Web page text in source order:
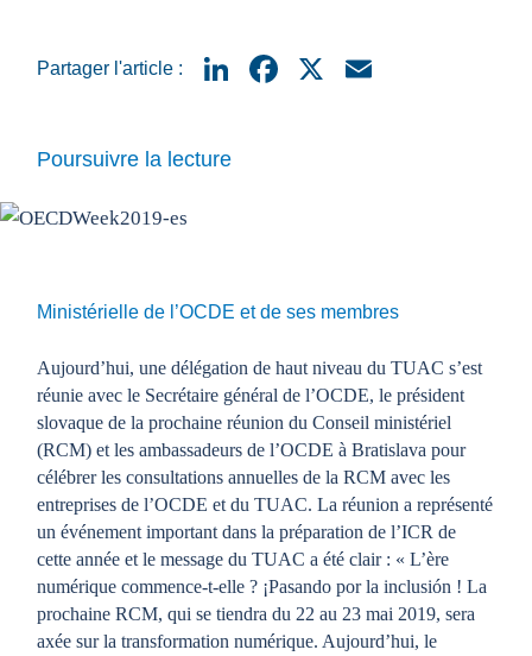
Partager l'article : LinkedIn
Facebook
X
Poursuivre la lecture
Ministérielle de l’OCDE et de ses membres
Aujourd’hui, une délégation de haut niveau du TUAC s’est
réunie avec le Secrétaire général de l’OCDE, le président
slovaque de la prochaine réunion du Conseil ministériel
(RCM) et les ambassadeurs de l’OCDE à Bratislava pour
célébrer les consultations annuelles de la RCM avec les
entreprises de l’OCDE et du TUAC. La réunion a représenté
un événement important dans la préparation de l’ICR de
cette année et le message du TUAC a été clair : « L’ère
numérique commence-t-elle ? ¡Pasando por la inclusión ! La
prochaine RCM, qui se tiendra du 22 au 23 mai 2019, sera
axée sur la transformation numérique. Aujourd’hui, le